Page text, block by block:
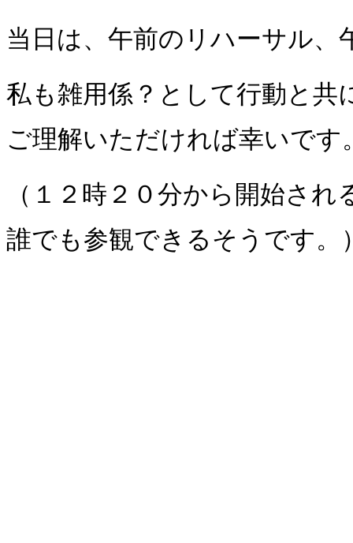
当日は、午前のリハーサル
私も雑用係？として行動と共
ご理解いただければ幸いです
（１２時２０分から開始さ
誰でも参観できるそうです。